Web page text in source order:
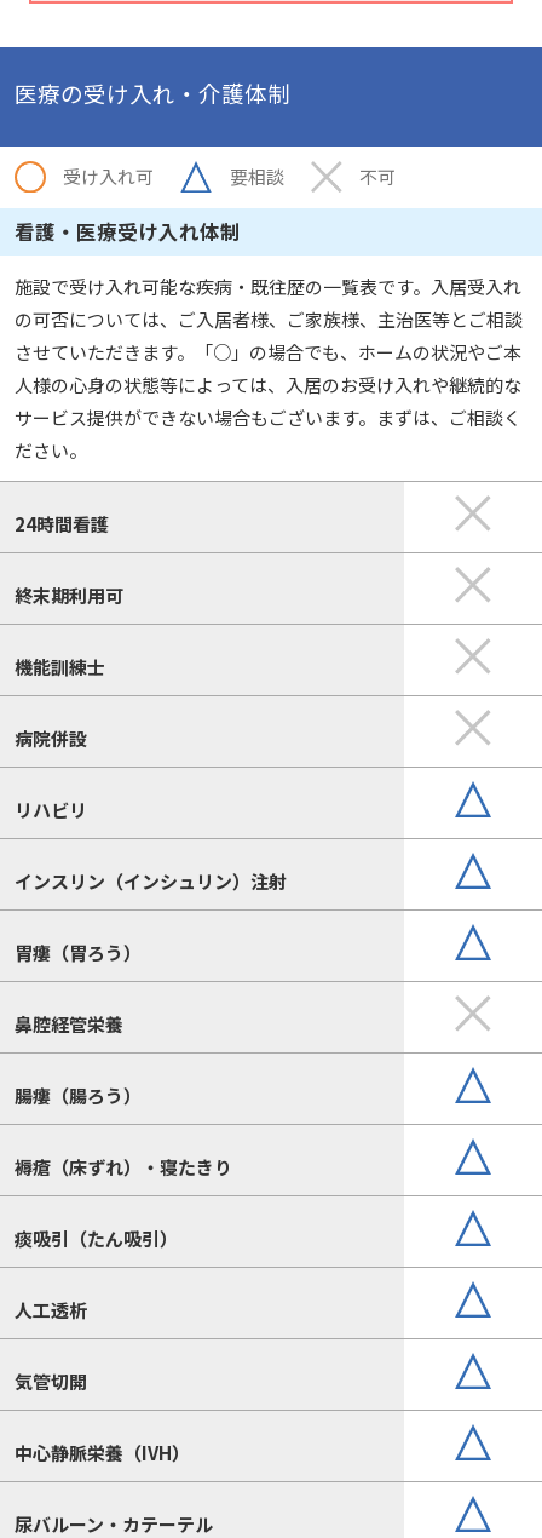
医療の受け入れ・介護体制
受け入れ可 要相談 不可
看護・医療受け入れ体制
施設で受け入れ可能な疾病・既往歴の一覧表です。入居受入れ
の可否については、ご入居者様、ご家族様、主治医等とご相談
させていただきます。「○」の場合でも、ホームの状況やご本
人様の心身の状態等によっては、入居のお受け入れや継続的な
サービス提供ができない場合もございます。まずは、ご相談く
ださい。
24時間看護
終末期利用可
機能訓練士
病院併設
リハビリ
インスリン（インシュリン）注射
胃瘻（胃ろう）
鼻腔経管栄養
腸瘻（腸ろう）
褥瘡（床ずれ）・寝たきり
痰吸引（たん吸引）
人工透析
気管切開
中心静脈栄養（IVH）
尿バルーン・カテーテル